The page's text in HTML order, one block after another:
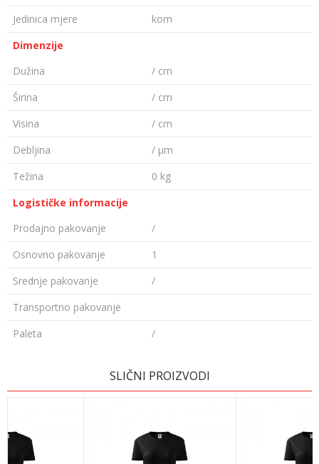
Jedinica mjere
kom
Dimenzije
Dužina
/ cm
Širina
/ cm
Visina
/ cm
Debljina
/ µm
Težina
0 kg
Logističke informacije
Prodajno pakovanje
/
Osnovno pakovanje
1
Srednje pakovanje
/
Transportno pakovanje
Paleta
/
SLIČNI PROIZVODI